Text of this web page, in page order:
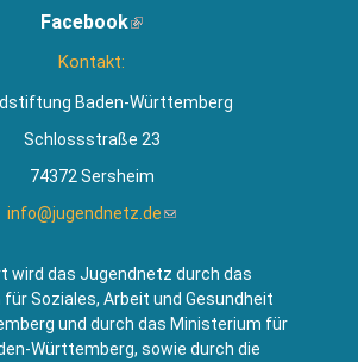
extern)
Facebook(Link
Kontakt:
Baden-Württemberg
Schlossstraße 23
74372 Sersheim
info@jugendnetz.de(Link
Mail)
wird das Jugendnetz durch das
Soziales, Arbeit und Gesundheit
und durch das Ministerium für
Württemberg, sowie durch die